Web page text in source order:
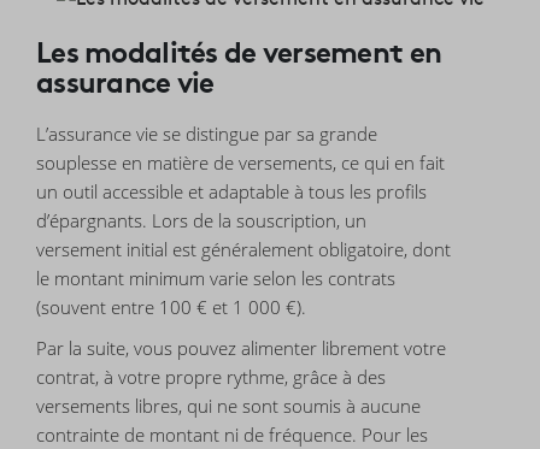
Les modalités de versement en
assurance vie
L’assurance vie se distingue par sa grande
souplesse en matière de versements, ce qui en fait
un outil accessible et adaptable à tous les profils
d’épargnants. Lors de la souscription, un
versement initial est généralement obligatoire, dont
le montant minimum varie selon les contrats
(souvent entre 100 € et 1 000 €).
Par la suite, vous pouvez alimenter librement votre
contrat, à votre propre rythme, grâce à des
versements libres, qui ne sont soumis à aucune
contrainte de montant ni de fréquence. Pour les